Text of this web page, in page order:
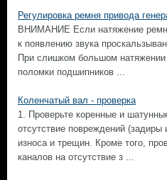
Регулировка ремня привода
ВНИМАНИЕ Если натяжение
к появлению звука
При слишком большом натяжении
поломки подшипников ...
Коленчатый вал - проверка
1. Проверьте коренные и
отсутствие повреждений (задиры
износа и трещин. Кроме того,
каналов на отсутствие з ...